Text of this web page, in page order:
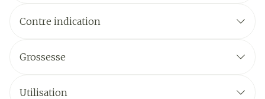
Contre indication
Grossesse
Utilisation